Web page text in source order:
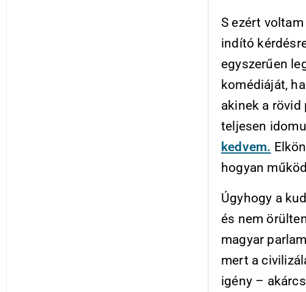
S ezért
indító
egyszerűen
komédiáját,
akinek a rövid
teljesen
kedvem.
hogyan
Úgyhogy a
és nem
magyar
mert a
igény –